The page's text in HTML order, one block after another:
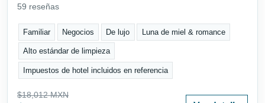
59 reseñas
Familiar Negocios De lujo Luna de miel & romance
Alto estándar de limpieza
Impuestos de hotel incluidos en referencia
$18,012 MXN